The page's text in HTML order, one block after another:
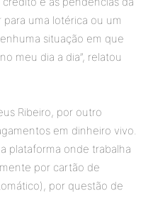
uma lotérica ou um
situação em que
meu dia a dia”, relatou
Ribeiro, por outro
em dinheiro vivo.
plataforma onde trabalha
por cartão de
por questão de